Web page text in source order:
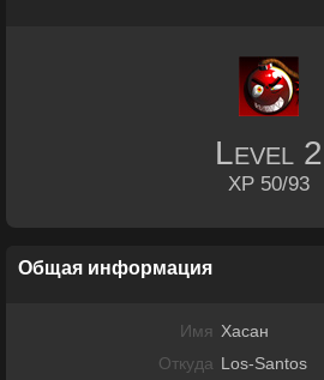
Level 2
XP 50/93
Общая информация
Имя Хасан
Откуда Los-Santos